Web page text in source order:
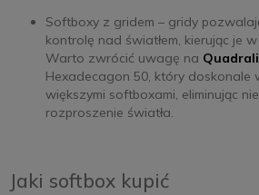
Softboxy z gridem – gridy
kontrolę nad światłem, kierując je
Warto zwrócić uwagę na
Hexadecagon 50, który doskonale
większymi softboxami, eliminując
rozproszenie światła.
Jaki softbox kupić